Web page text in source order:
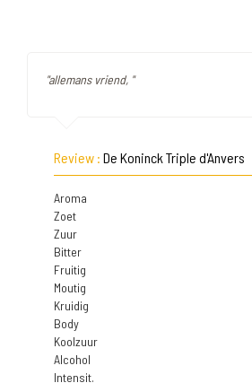
"allemans vriend, "
Review : De Koninck Triple d'Anvers
Aroma
Zoet
Zuur
Bitter
Fruitig
Moutig
Kruidig
Body
Koolzuur
Alcohol
Intensit.